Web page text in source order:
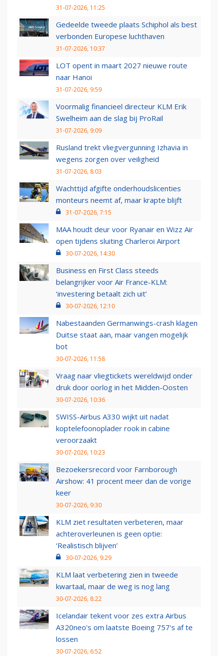
31-07-2026, 11:25
Gedeelde tweede plaats Schiphol als best
verbonden Europese luchthaven
31-07-2026, 10:37
LOT opent in maart 2027 nieuwe route
naar Hanoi
31-07-2026, 9:59
Voormalig financieel directeur KLM Erik
Swelheim aan de slag bij ProRail
31-07-2026, 9:09
Rusland trekt vliegvergunning Izhavia in
wegens zorgen over veiligheid
31-07-2026, 8:03
Wachttijd afgifte onderhoudslicenties
monteurs neemt af, maar krapte blijft
31-07-2026, 7:15
MAA houdt deur voor Ryanair en Wizz Air
open tijdens sluiting Charleroi Airport
30-07-2026, 14:30
Business en First Class steeds
belangrijker voor Air France-KLM:
‘investering betaalt zich uit’
30-07-2026, 12:10
Nabestaanden Germanwings-crash klagen
Duitse staat aan, maar vangen mogelijk
bot
30-07-2026, 11:58
Vraag naar vliegtickets wereldwijd onder
druk door oorlog in het Midden-Oosten
30-07-2026, 10:36
SWISS-Airbus A330 wijkt uit nadat
koptelefoonoplader rook in cabine
veroorzaakt
30-07-2026, 10:23
Bezoekersrecord voor Farnborough
Airshow: 41 procent meer dan de vorige
keer
30-07-2026, 9:30
KLM ziet resultaten verbeteren, maar
achteroverleunen is geen optie:
‘Realistisch blijven’
30-07-2026, 9:29
KLM laat verbetering zien in tweede
kwartaal, maar de weg is nog lang
30-07-2026, 8:22
Icelandair tekent voor zes extra Airbus
A320neo's om laatste Boeing 757's af te
lossen
30-07-2026, 6:52